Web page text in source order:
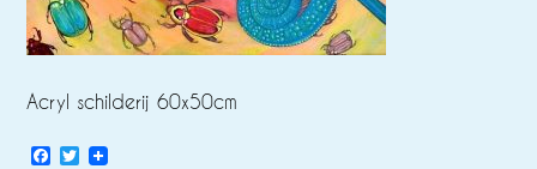
Acryl schilderij 60x50cm
Facebook
Twitter